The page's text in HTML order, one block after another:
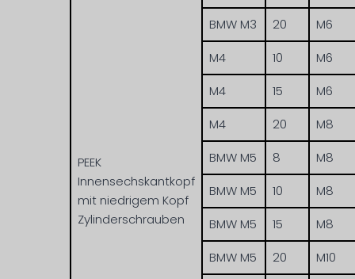
PEEK
Innensechskantkopf
mit niedrigem Kopf
Zylinderschrauben
BMW M3
20
M6
M4
10
M6
M4
15
M6
M4
20
M8
BMW M5
8
M8
BMW M5
10
M8
BMW M5
15
M8
BMW M5
20
M10